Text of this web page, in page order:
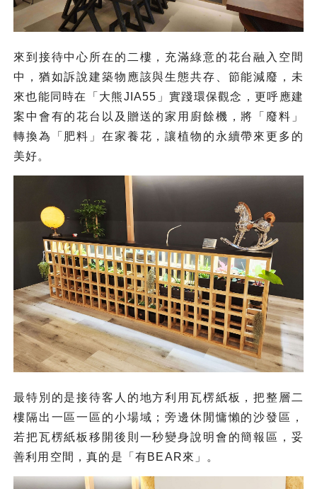
來到接待中心所在的二樓，充滿綠意的花台融入空間
中，猶如訴說建築物應該與生態共存、節能減廢，未
來也能同時在「大熊JIA55」實踐環保觀念，更呼應建
案中會有的花台以及贈送的家用廚餘機，將「廢料」
轉換為「肥料」在家養花，讓植物的永續帶來更多的
美好。
最特別的是接待客人的地方利用瓦楞紙板，把整層二
樓隔出一區一區的小場域；旁邊休閒慵懶的沙發區，
若把瓦楞紙板移開後則一秒變身說明會的簡報區，妥
善利用空間，真的是「有BEAR來」。